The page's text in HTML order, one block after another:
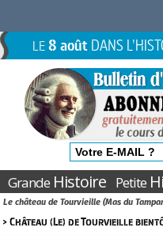
LE8 août DANS
GrandeHistoire Petite
Le château de Tourvieille (Mas du
> Château (Le) de Tourvieille